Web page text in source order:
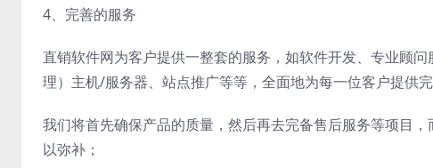
4、完善的服务
直销软件网为客户提供一整套的服务，如软件开发、专业顾
理）主机/服务器、站点推广等等，全面地为每一位客户提供完
我们将首先确保产品的质量，然后再去完备售后服务等项目
以弥补；